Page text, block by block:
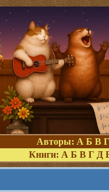
Авторы: А Б В Г
Книги: А Б В Г Д